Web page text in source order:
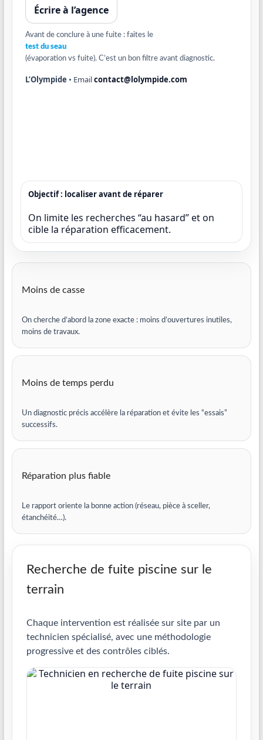
Écrire à l’agence
Avant de conclure à une fuite : faites le
test du seau
(évaporation vs fuite). C’est un bon filtre avant diagnostic.
L’Olympide • Emailcontact@lolympide.com
Objectif : localiser avant de réparer
On limite les recherches “au hasard” et on
cible la réparation efficacement.
Moins de casse
On cherche d’abord la zone exacte : moins d’ouvertures inutiles,
moins de travaux.
Moins de temps perdu
Un diagnostic précis accélère la réparation et évite les “essais”
successifs.
Réparation plus fiable
Le rapport oriente la bonne action (réseau, pièce à sceller,
étanchéité…).
Recherche de fuite piscine sur le
terrain
Chaque intervention est réalisée sur site par un
technicien spécialisé, avec une méthodologie
progressive et des contrôles ciblés.